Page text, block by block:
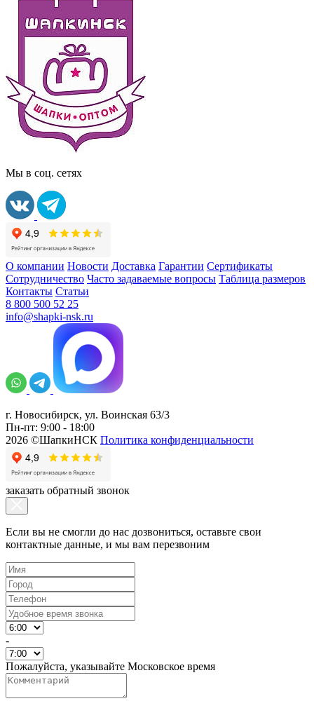
Мы в соц. сетях
О компании Новости Доставка Гарантии Сертификаты
Сотрудничество Часто задаваемые вопросы Таблица размеров
Контакты Статьи
8 800 500 52 25
info@shapki-nsk.ru
г. Новосибирск, ул. Воинская 63/3
Пн-пт: 9:00 - 18:00
2026 ©ШапкиНСК Политика конфиденциальности
заказать обратный звонок
Если вы не смогли до нас дозвониться, оставьте свои
контактные данные, и мы вам перезвоним
-
Пожалуйста, указывайте Московское время